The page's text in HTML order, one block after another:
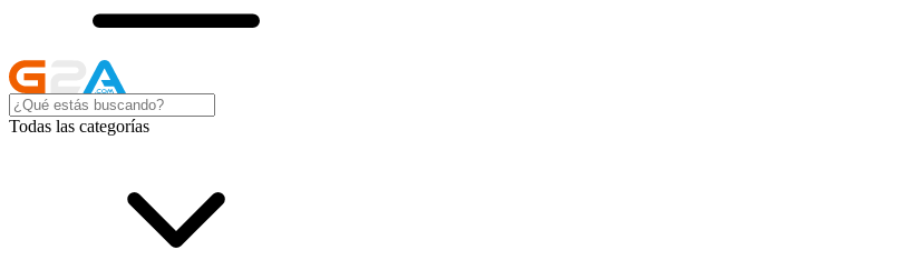
Todas las categorías